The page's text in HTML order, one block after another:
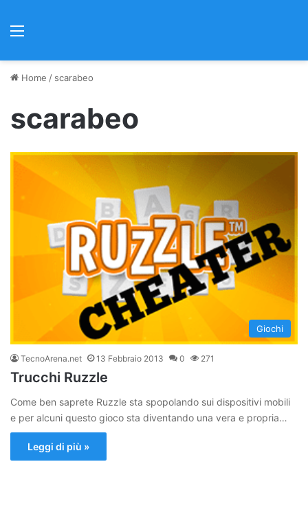
Home / scarabeo
scarabeo
Giochi
TecnoArena.net 13 Febbraio 2013 0 271
Trucchi Ruzzle
Come ben saprete Ruzzle sta spopolando sui dispositivi mobili
e per alcuni questo gioco sta diventando una vera e propria…
Leggi di più »